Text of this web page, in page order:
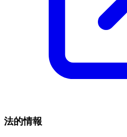
法的情報